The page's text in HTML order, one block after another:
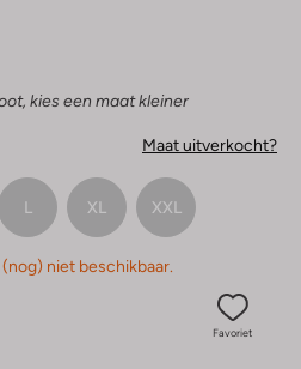
kies een maat kleiner
Maat uitverkocht?
L XL XXL
niet beschikbaar.
Favoriet